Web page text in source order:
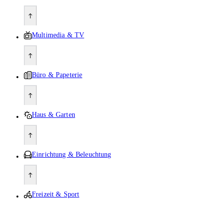
Multimedia & TV
Büro & Papeterie
Haus & Garten
Einrichtung & Beleuchtung
Freizeit & Sport